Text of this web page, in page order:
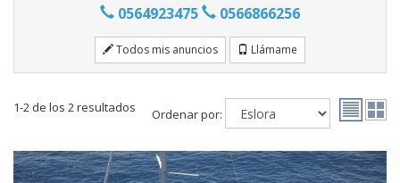
0564923475 0566866256
Todos mis anuncios Llámame
1-2 de los 2 resultados Ordenar por: